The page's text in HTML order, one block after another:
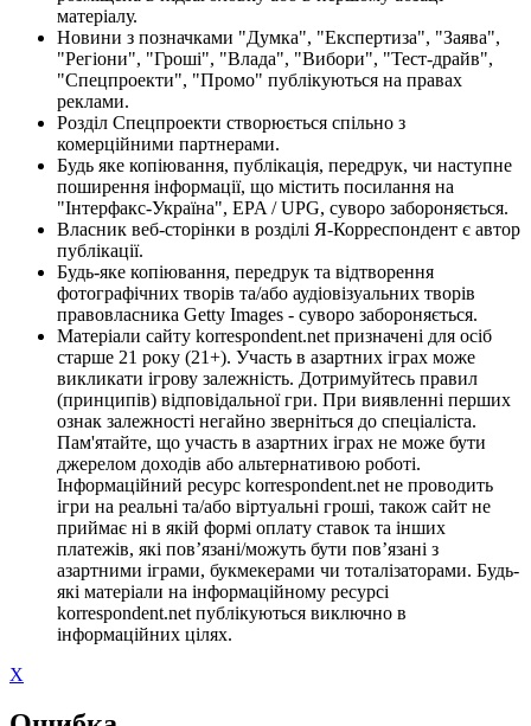
матеріалу.
Новини з позначками "Думка", "Експертиза", "Заява",
"Регіони", "Гроші", "Влада", "Вибори", "Тест-драйв",
"Спецпроекти", "Промо" публікуються на правах
реклами.
Розділ Спецпроекти створюється спільно з
комерційними партнерами.
Будь яке копіювання, публікація, передрук, чи наступне
поширення інформації, що містить посилання на
"Інтерфакс-Україна", EPA / UPG, суворо забороняється.
Власник веб-сторінки в розділі Я-Корреспондент є автор
публікації.
Будь-яке копіювання, передрук та відтворення
фотографічних творів та/або аудіовізуальних творів
правовласника Getty Images - суворо забороняється.
Матеріали сайту korrespondent.net призначені для осіб
старше 21 року (21+). Участь в азартних іграх може
викликати ігрову залежність. Дотримуйтесь правил
(принципів) відповідальної гри. При виявленні перших
ознак залежності негайно зверніться до спеціаліста.
Пам'ятайте, що участь в азартних іграх не може бути
джерелом доходів або альтернативою роботі.
Інформаційний ресурс korrespondent.net не проводить
ігри на реальні та/або віртуальні гроші, також сайт не
приймає ні в якій формі оплату ставок та інших
платежів, які пов’язані/можуть бути пов’язані з
азартними іграми, букмекерами чи тоталізаторами. Будь-
які матеріали на інформаційному ресурсі
korrespondent.net публікуються виключно в
інформаційних цілях.
X